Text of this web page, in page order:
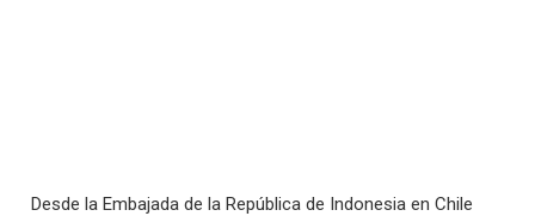
Desde la Embajada de la República de Indonesia en Chile